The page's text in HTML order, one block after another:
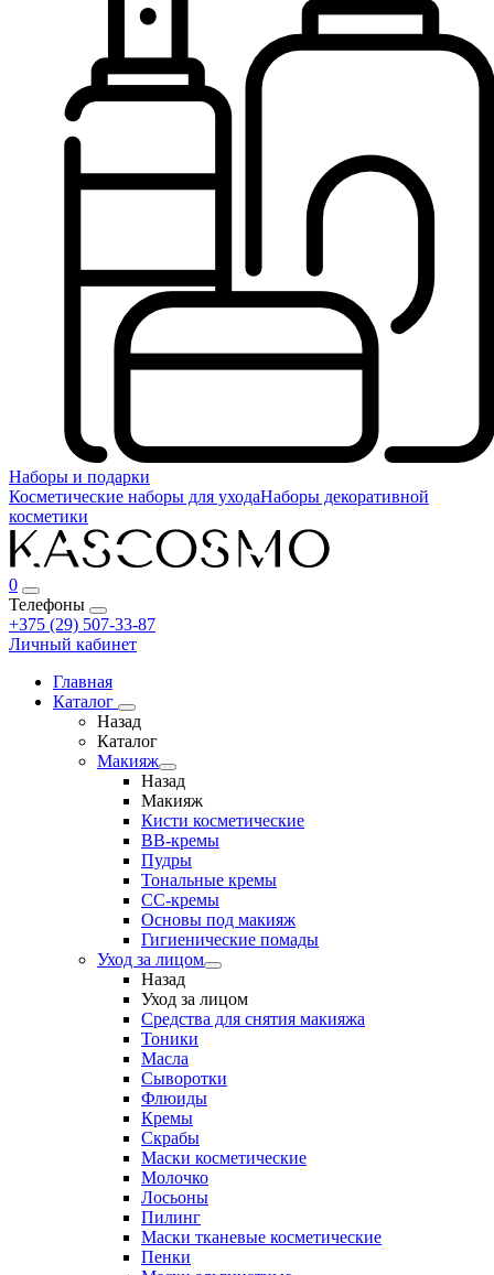
Наборы и подарки
Косметические наборы для уходаНаборы декоративной
косметики
0
Телефоны
+375 (29) 507-33-87
Личный кабинет
Главная
Каталог
Назад
Каталог
Макияж
Назад
Макияж
Кисти косметические
BB-кремы
Пудры
Тональные кремы
CC-кремы
Основы под макияж
Гигиенические помады
Уход за лицом
Назад
Уход за лицом
Средства для снятия макияжа
Тоники
Масла
Сыворотки
Флюиды
Кремы
Скрабы
Маски косметические
Молочко
Лосьоны
Пилинг
Маски тканевые косметические
Пенки